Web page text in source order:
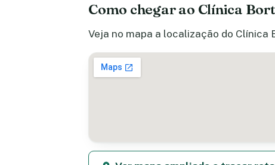
Como chegar ao Clínica
Veja no mapa a localização do